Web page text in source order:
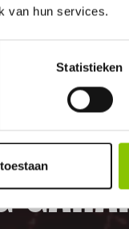
van hun services.
Statistieken